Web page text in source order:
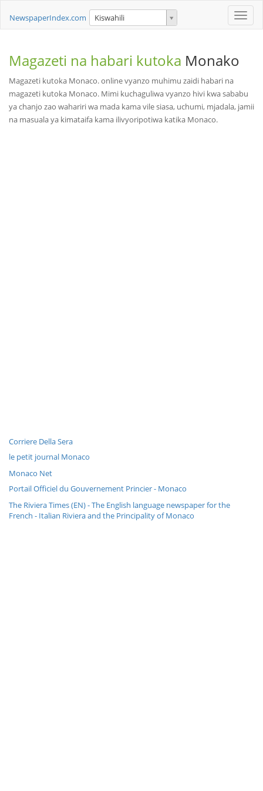
Toggle
NewspaperIndex.com Kiswahili
Magazeti na habari kutoka Monako
Magazeti kutoka Monaco. online vyanzo muhimu zaidi habari na
magazeti kutoka Monaco. Mimi kuchaguliwa vyanzo hivi kwa sababu
ya chanjo zao wahariri wa mada kama vile siasa, uchumi, mjadala, jamii
na masuala ya kimataifa kama ilivyoripotiwa katika Monaco.
Corriere Della Sera
le petit journal Monaco
Monaco Net
Portail Officiel du Gouvernement Princier - Monaco
The Riviera Times (EN) - The English language newspaper for the
French - Italian Riviera and the Principality of Monaco